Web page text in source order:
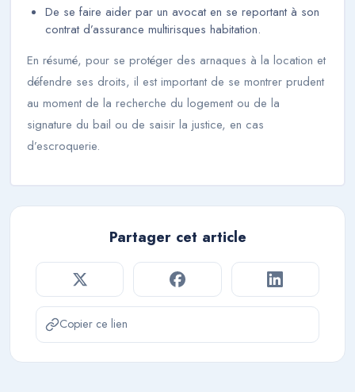
De se faire aider par un avocat en se reportant à son
contrat d’assurance multirisques habitation.
En résumé, pour se protéger des arnaques à la location et
défendre ses droits, il est important de se montrer prudent
au moment de la recherche du logement ou de la
signature du bail ou de saisir la justice, en cas
d’escroquerie.
Partager cet article
Copier ce lien